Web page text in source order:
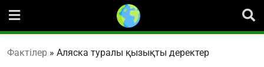
content
Фактілер » Аляска туралы қызықты деректер